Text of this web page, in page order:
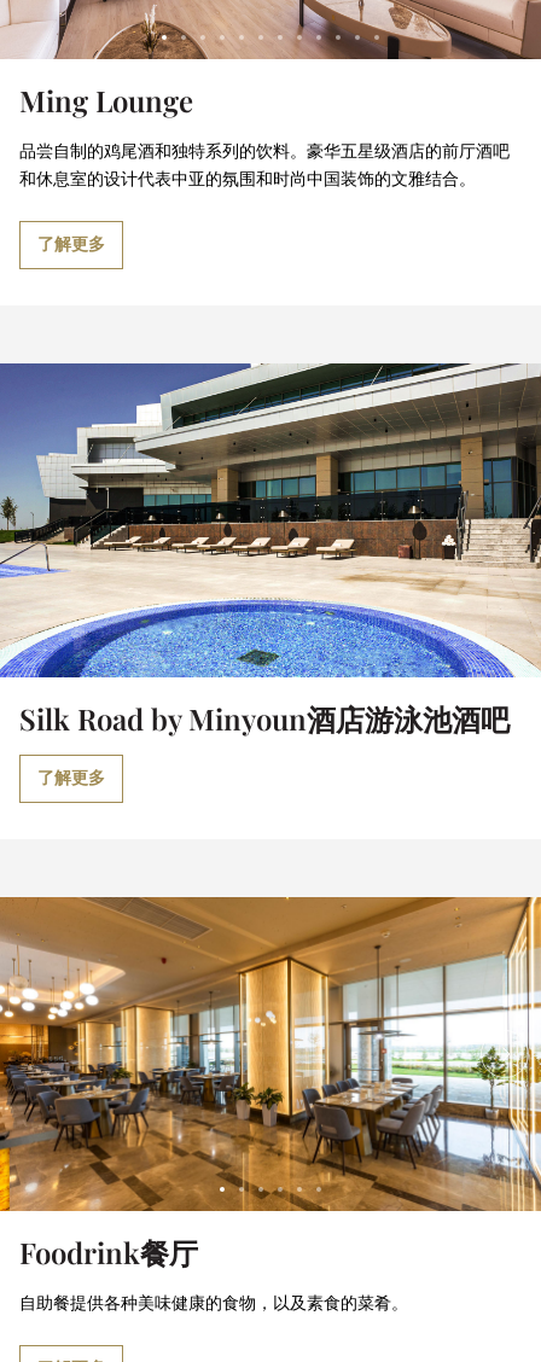
Ming Lounge
品尝自制的鸡尾酒和独特系列的饮料。豪华五星级酒店的前厅酒吧
和休息室的设计代表中亚的氛围和时尚中国装饰的文雅结合。
了解更多
Silk Road by Minyoun酒店游泳池酒吧
了解更多
Foodrink餐厅
自助餐提供各种美味健康的食物，以及素食的菜肴。